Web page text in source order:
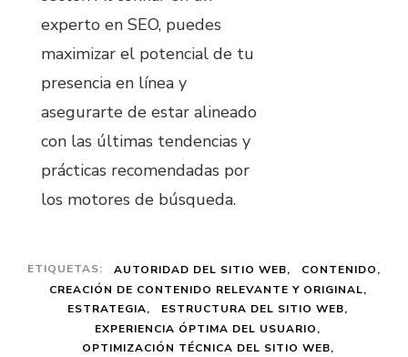
experto en SEO, puedes
maximizar el potencial de tu
presencia en línea y
asegurarte de estar alineado
con las últimas tendencias y
prácticas recomendadas por
los motores de búsqueda.
ETIQUETAS: AUTORIDAD DEL SITIO WEB
CONTENIDO
CREACIÓN DE CONTENIDO RELEVANTE Y ORIGINAL
ESTRATEGIA
ESTRUCTURA DEL SITIO WEB
EXPERIENCIA ÓPTIMA DEL USUARIO
OPTIMIZACIÓN TÉCNICA DEL SITIO WEB